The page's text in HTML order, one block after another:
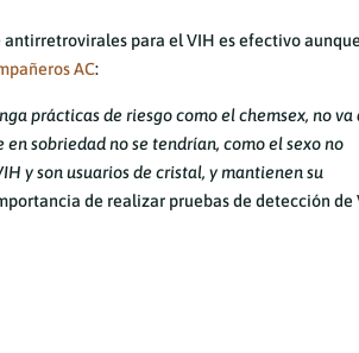
para el VIH es efectivo
AC:
prácticas de riesgo como el chemsex, no va
sobriedad no se tendrían, como el sexo no
y son usuarios de cristal, y mantienen su
de realizar pruebas de detección de